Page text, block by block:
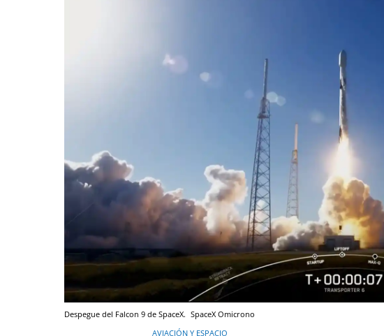
Despegue del Falcon 9 de SpaceX. SpaceX Omicrono
AVIACIÓN Y ESPACIO